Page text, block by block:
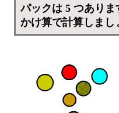
パックは 5 つあり
かけ算で計算しまし